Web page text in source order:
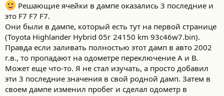
Решающие ячейки в дампе оказались 3 последние и
это F7 F7 F7.
Они были в дампе, который есть тут на первой странице
(Toyota Highlander Hybrid 05г 24150 km 93c46w7.bin).
Правда если заливать полностью этот дамп в авто 2002
г.в., то пропадают на одометре переключение А и В.
Может еще что-то. Я не стал изучать, а просто добавил
эти 3 последние значения в свой родной дамп. Затем в
своем дампе изменил пробег и сделал одометр в